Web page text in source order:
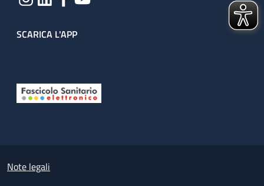
SCARICA L'APP
Small prints
Note legali